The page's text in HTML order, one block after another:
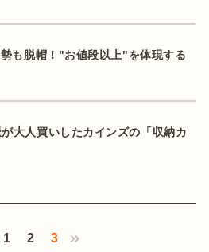
も脱帽！"お値段以上"を体現する
大人買いしたカインズの「収納カ
1 2 3